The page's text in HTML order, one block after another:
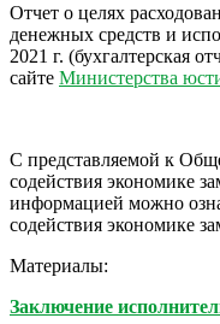
Отчет о целях
денежных средств и
2021 г. (бухгалтерская
сайте Министерства
C представляемой к
содействия экономике
информацией можно
содействия экономике
Материалы:
Заключение